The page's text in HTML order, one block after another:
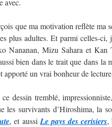
avec.
que ma motivation reflète ma
plus adultes. Et parmi celles-
Nananan, Mizu Sahara et Kan
bien dans le trait que dans la
apporté un vrai bonheur de
dessin tremblé,
les survivants d’Hiroshima, la
, et aussi Le pays des cerisiers,